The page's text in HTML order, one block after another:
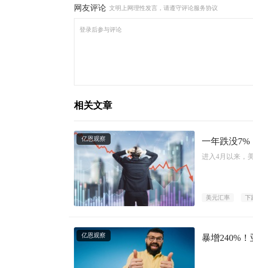
网友评论 文明上网理性发言，请遵守评论服务协议
相关文章
亿恩观察 一年跌没7%
进入4月以来，
美元汇率 下
亿恩观察 暴增240%